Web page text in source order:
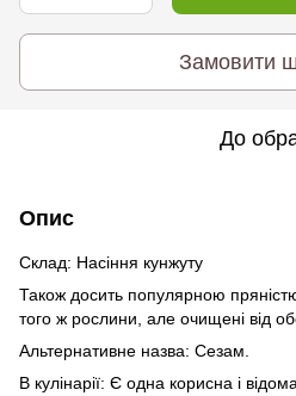
Замовити
До
Опис
Склад: Насіння кунжуту
Також досить популярною
того ж рослини, але очищені від
Альтернативне назва: Сезам.
В кулінарії: Є одна корисна і